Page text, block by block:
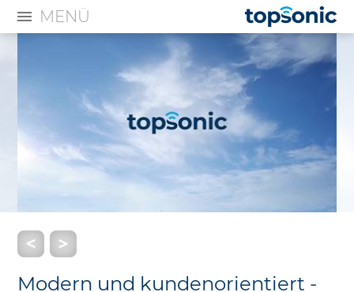
MENÜ
Modern und kundenorientiert -